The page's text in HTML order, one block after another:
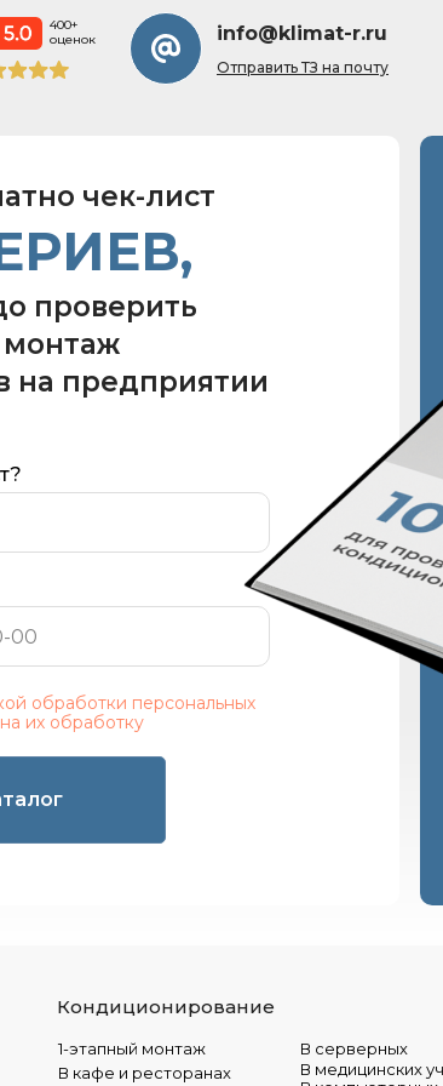
Отправить ТЗ на почту
info@klimat-r.ru
400+
оценок
800+ оценок
проверить
монтаж
на предприятии
чек-лист
обработки персональных
их обработку
Кондиционирование
1-этапный монтаж
В кафе и ресторанах
В серверных
В медицинских